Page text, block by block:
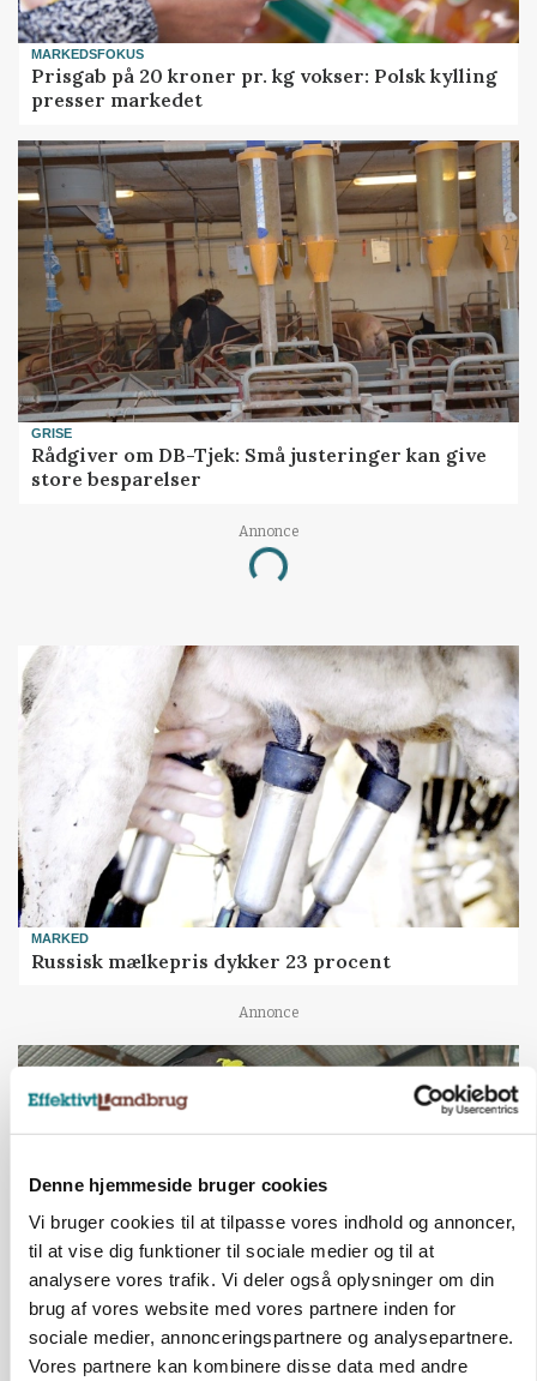
Denne hjemmeside bruger cookies
Vi bruger cookies til at tilpasse vores indhold og annoncer,
til at vise dig funktioner til sociale medier og til at
analysere vores trafik. Vi deler også oplysninger om din
brug af vores website med vores partnere inden for
sociale medier, annonceringspartnere og analysepartnere.
Vores partnere kan kombinere disse data med andre
MARKEDSFOKUS
Prisgab på 20 kroner pr. kg vokser: Polsk kylling
presser markedet
GRISE
Rådgiver om DB-Tjek: Små justeringer kan give
store besparelser
Annonce
Loading...
MARKED
Russisk mælkepris dykker 23 procent
Annonce
POLITIK
»Nu stopper I«: Landbrugsdebattør og